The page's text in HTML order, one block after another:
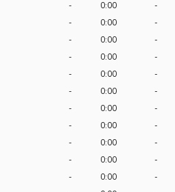
- 0:00
-
- 0:00
-
- 0:00
-
- 0:00
-
- 0:00
-
- 0:00
-
- 0:00
-
- 0:00
-
- 0:00
-
- 0:00
-
- 0:00
-